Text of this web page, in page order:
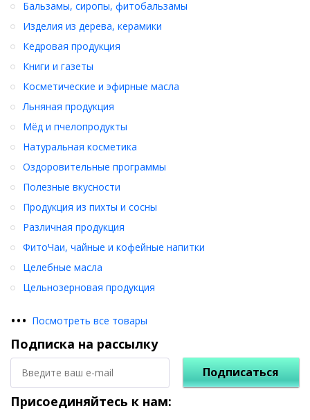
Бальзамы, сиропы, фитобальзамы
Изделия из дерева, керамики
Кедровая продукция
Книги и газеты
Косметические и эфирные масла
Льняная продукция
Мёд и пчелопродукты
Натуральная косметика
Оздоровительные программы
Полезные вкусности
Продукция из пихты и сосны
Различная продукция
ФитоЧаи, чайные и кофейные напитки
Целебные масла
Цельнозерновая продукция
••• Посмотреть все товары
Подписка на рассылку
Подписаться
Присоединяйтесь к нам: